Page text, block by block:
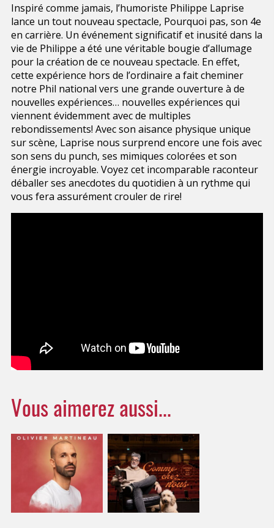
Inspiré comme jamais, l’humoriste Philippe Laprise
lance un tout nouveau spectacle, Pourquoi pas, son 4e
en carrière. Un événement significatif et inusité dans la
vie de Philippe a été une véritable bougie d’allumage
pour la création de ce nouveau spectacle. En effet,
cette expérience hors de l’ordinaire a fait cheminer
notre Phil national vers une grande ouverture à de
nouvelles expériences… nouvelles expériences qui
viennent évidemment avec de multiples
rebondissements! Avec son aisance physique unique
sur scène, Laprise nous surprend encore une fois avec
son sens du punch, ses mimiques colorées et son
énergie incroyable. Voyez cet incomparable raconteur
déballer ses anecdotes du quotidien à un rythme qui
vous fera assurément crouler de rire!
Vous aimerez aussi...